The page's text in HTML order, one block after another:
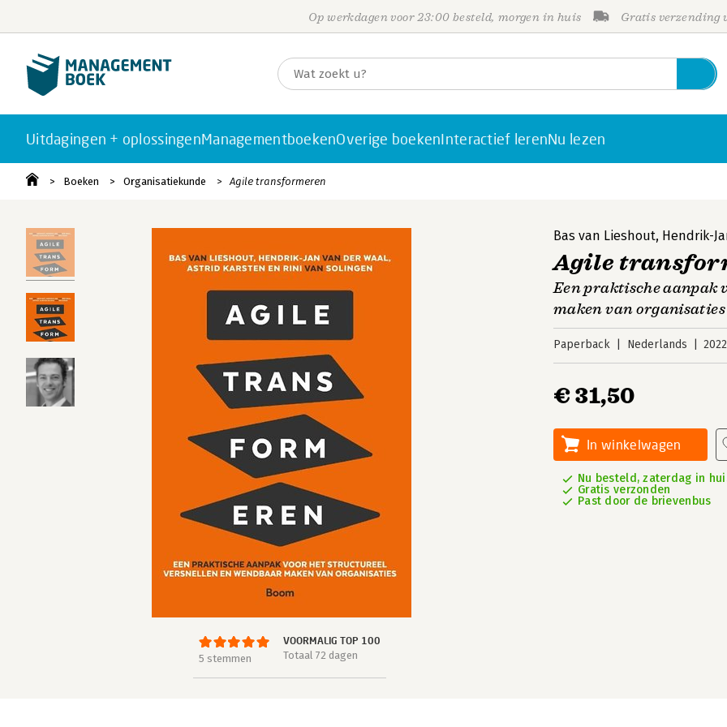
Op werkdagen voor 23:00 besteld, morgen in huis Gratis verzending
Uitdagingen + oplossingenManagementboekenOverige boekenInteractief lerenNu lezen
Boeken Organisatiekunde Agile transformeren
5 stemmen
VOORMALIG TOP 100
Totaal 72 dagen
Bas van Lieshout, Hendrik-
Agile
Een praktische aanpak
maken van organisaties
Paperback Nederlands 2022
€ 31,50
In winkelwagen
Nu besteld, zaterdag in
Gratis verzonden
Past door de brievenbus